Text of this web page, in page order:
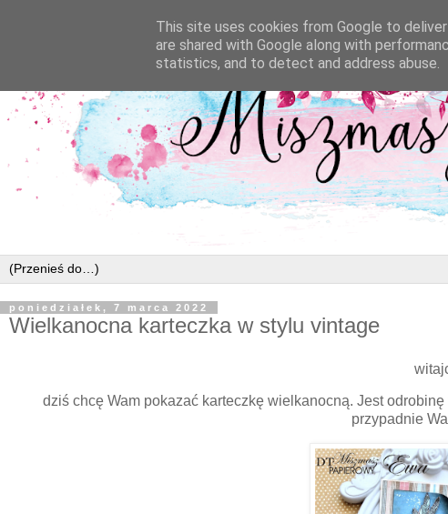
poniedziałek, 7 marca 2022
Wielkanocna karteczka w stylu vintage
dziś chcę Wam pokazać karteczkę wielkanocną. Jest
przypadnie
This site uses cookies from Google to
are shared with Google along with
statistics, and to detect and address abuse.